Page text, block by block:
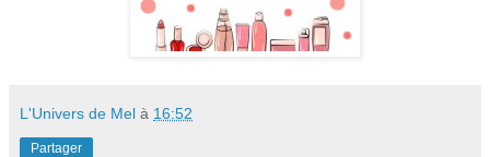
L'Univers de Mel à 16:52
Partager